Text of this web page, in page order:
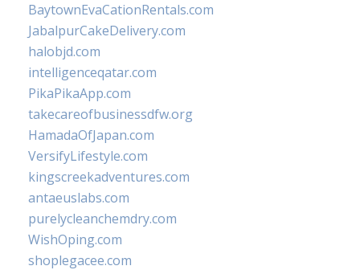
BaytownEvaCationRentals.com
JabalpurCakeDelivery.com
halobjd.com
intelligenceqatar.com
PikaPikaApp.com
takecareofbusinessdfw.org
HamadaOfJapan.com
VersifyLifestyle.com
kingscreekadventures.com
antaeuslabs.com
purelycleanchemdry.com
WishOping.com
shoplegacee.com